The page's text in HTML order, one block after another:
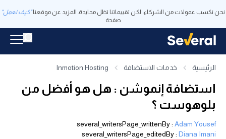
نحن نكسب عمولات من الشركاء، لكن تقييماتنا تظل محايدة. المزيد عن موقعنا "كيف نعمل"
صفحة
الرئيسية خدمات الاستضافة Inmotion Hosting
استضافة إنموشن : هل هو أفضل من
بلوهوست ؟
several_writersPage_writtenBy: Adam Yousef
several_writersPage_editedBy: Diana Imani